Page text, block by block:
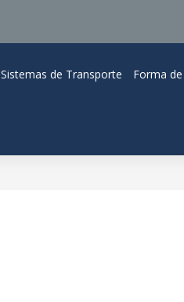
Sistemas de Transporte Forma